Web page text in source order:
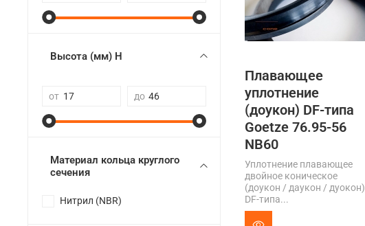
Плавающее
уплотнение
(доукон) DF-типа
Goetze 76.95-56
NB60
Уплотнение плавающее
двойное коническое
(доукон / даукон / дуокон)
DF-типа...
Высота (мм) H
от до
Материал кольца круглого
сечения
Нитрил (NBR)